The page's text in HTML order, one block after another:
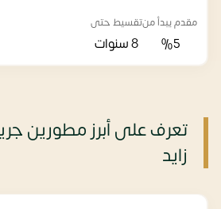
مقدم يبدأ من
%5
تقسيط حتى
8 سنوات
تعرف على أبرز مطورين
زايد